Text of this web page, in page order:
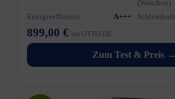
(Waschen)
Energieeffizienz
A+++
899,00 € bei OTTO DE
Zum Test & Preis →